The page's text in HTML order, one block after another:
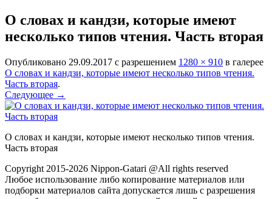
О словах и кандзи, которые имеют
несколько типов чтения. Часть вторая
Опубликовано 29.09.2017 с разрешением 1280 × 910 в галерее
О словах и кандзи, которые имеют несколько типов чтения.
Часть вторая.
Следующее →
О словах и кандзи, которые имеют несколько типов чтения.
Часть вторая
Copyright 2015-2026 Nippon-Gatari @All rights reserved
Любое использование либо копирование материалов или
подборки материалов сайта допускается лишь с разрешения